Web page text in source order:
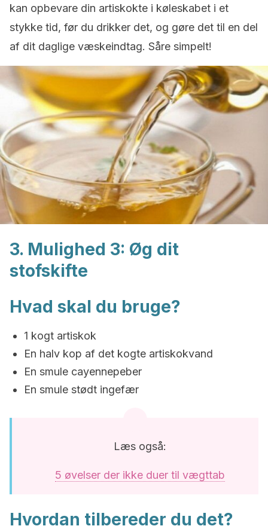
kan opbevare din artiskokte i køleskabet i et
stykke tid, før du drikker det, og gøre det til en del
af dit daglige væskeindtag. Såre simpelt!
3. Mulighed 3: Øg dit
stofskifte
Hvad skal du bruge?
1 kogt artiskok
En halv kop af det kogte artiskokvand
En smule cayennepeber
En smule stødt ingefær
Læs også:
5 øvelser der ikke duer til vægttab
Hvordan tilbereder du det?